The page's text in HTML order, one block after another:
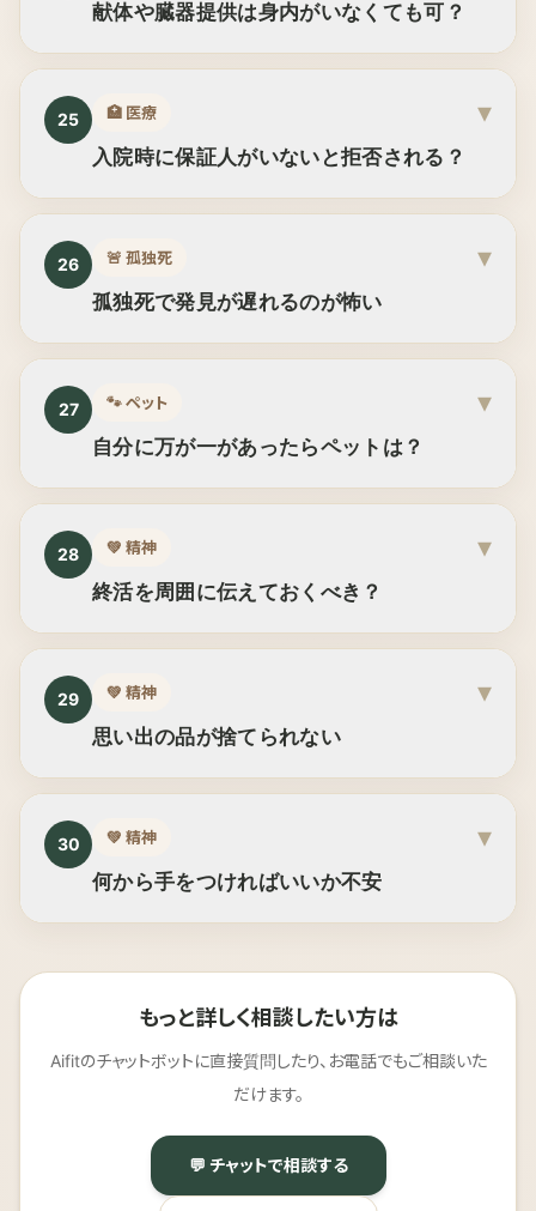
献体や臓器提供は身内がいなくても可？
25 🏥 医療
入院時に保証人がいないと拒否される？
▾
26 🚨 孤独死
孤独死で発見が遅れるのが怖い
▾
27 🐾ペット
自分に万が一があったらペットは？
▾
28 💚 精神
終活を周囲に伝えておくべき？
▾
29 💚 精神
思い出の品が捨てられない
▾
30 💚 精神
何から手をつければいいか不安
▾
もっと詳しく相談したい方は
Aifitのチャットボットに直接質問したり、お電話でもご相談いた
だけます。
💬 チャットで相談する